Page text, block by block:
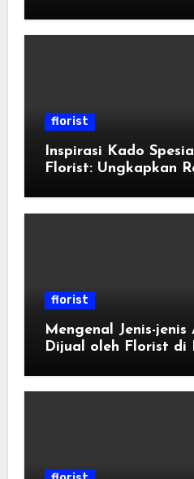
florist
Inspirasi Kado
Florist: Ungkapkan
florist
Mengenal Jenis-
Dijual oleh Florist di